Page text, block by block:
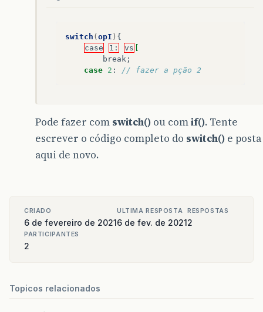
switch ( opI ) {
case
1: vs
break ;
case 2 : // fazer a pção 2
Pode fazer com switch() ou comif(). Tente
escrever o código completo do switch() e posta
aqui de novo.
CRIADO
6 de fevereiro de 2021
ULTIMA RESPOSTA
6 de fev. de 2021
RESPOSTAS
2
PARTICIPANTES
2
Topicos relacionados